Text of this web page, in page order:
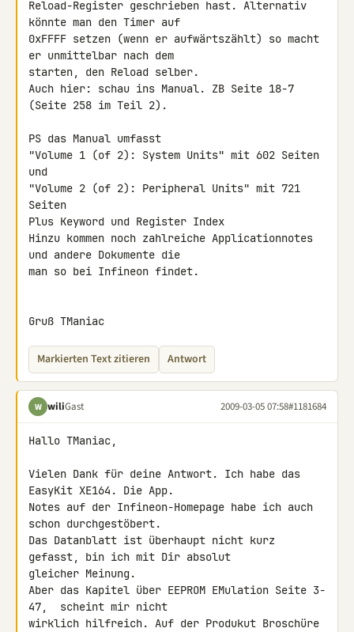
Reload-Register geschrieben hast. Alternativ
könnte man den Timer auf
0xFFFF setzen (wenn er aufwärtszählt) so macht
er unmittelbar nach dem
starten, den Reload selber.
Auch hier: schau ins Manual. ZB Seite 18-7
(Seite 258 im Teil 2).
PS das Manual umfasst
"Volume 1 (of 2): System Units" mit 602 Seiten
und
"Volume 2 (of 2): Peripheral Units" mit 721
Seiten
Plus Keyword und Register Index
Hinzu kommen noch zahlreiche Applicationnotes
und andere Dokumente die
man so bei Infineon findet.
Gruß TManiac
Markierten Text zitieren Antwort
W wiliGast 2009-03-05 07:58#1181684
Hallo TManiac,
Vielen Dank für deine Antwort. Ich habe das
EasyKit XE164. Die App.
Notes auf der Infineon-Homepage habe ich auch
schon durchgestöbert.
Das Datanblatt ist überhaupt nicht kurz
gefasst, bin ich mit Dir absolut
gleicher Meinung.
Aber das Kapitel über EEPROM EMulation Seite 3-
47,  scheint mir nicht
wirklich hilfreich. Auf der Produkut Broschüre